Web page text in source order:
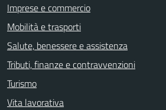
Imprese e commercio
Mobilità e trasporti
Salute, benessere e assistenza
Tributi, finanze e contravvenzioni
Turismo
Vita lavorativa